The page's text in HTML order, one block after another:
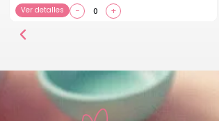
Ver detalles − +